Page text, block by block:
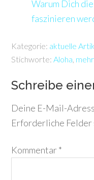
Warum Dich
faszinieren
Kategorie: aktuelle
Stichworte:Aloha
Schreibe
Deine E-Mail-
Erforderliche Felder
Kommentar*